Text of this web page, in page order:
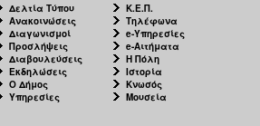
Δελτία Τύπου
Ανακοινώσεις
Διαγωνισμοί
Προσλήψεις
Διαβουλεύσεις
Εκδηλώσεις
Ο Δήμος
Υπηρεσίες
Κ.Ε.Π.
Τηλέφωνα
e-Υπηρεσίες
e-Αιτήματα
Η Πόλη
Ιστορία
Κνωσός
Μουσεία